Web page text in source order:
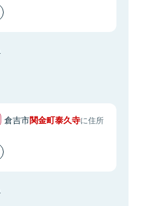
倉吉市関金町泰久寺に住所